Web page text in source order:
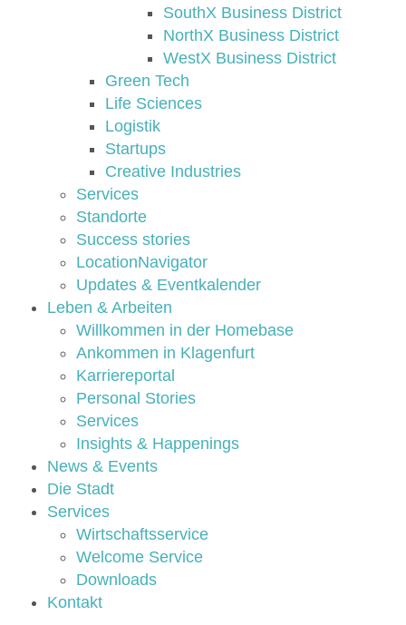
SouthX Business District
NorthX Business District
WestX Business District
Green Tech
Life Sciences
Logistik
Startups
Creative Industries
Services
Standorte
Success stories
LocationNavigator
Updates & Eventkalender
Leben & Arbeiten
Willkommen in der Homebase
Ankommen in Klagenfurt
Karriereportal
Personal Stories
Services
Insights & Happenings
News & Events
Die Stadt
Services
Wirtschaftsservice
Welcome Service
Downloads
Kontakt